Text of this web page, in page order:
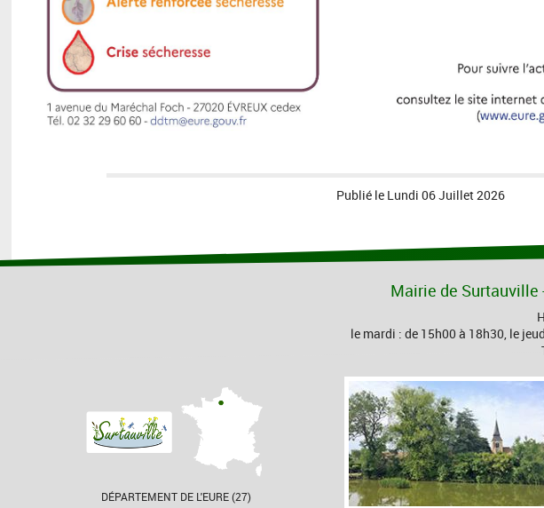
Publié le Lundi 06 Juillet 2026
Mairie de Surtauville
le mardi : de 15h00 à 18h30, le
DÉPARTEMENT DE L'EURE (27)